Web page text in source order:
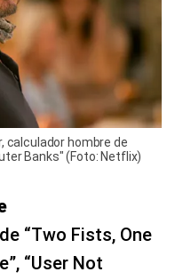
calculador hombre de
Banks" (Foto: Netflix)
“Two Fists, One
“User Not